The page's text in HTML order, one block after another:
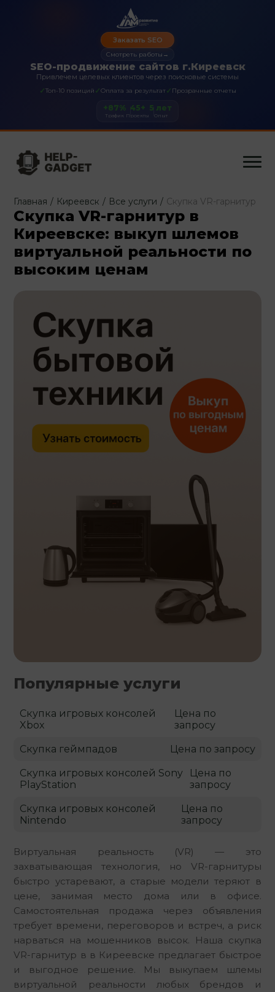
SEO-продвижение сайтов г.Киреевск
Привлечем целевых клиентов через поисковые системы
✓Топ-10 позиций ✓Оплата за результат✓ Прозрачные отчеты
Заказать SEO
Смотреть работы →
+87%
Трафик
45+
Проекты
5 лет
Опыт
Главная / Киреевск / Все услуги / Скупка VR-гарнитур
Скупка VR-гарнитур в
Киреевске: выкуп шлемов
виртуальной реальности по
высоким ценам
Виртуальная реальность (VR) — это
захватывающая технология, но VR-гарнитуры
быстро устаревают, а старые модели теряют в
цене, занимая место дома или в офисе.
Самостоятельная продажа через объявления
требует времени, переговоров и встреч, а риск
нарваться на мошенников высок. Наша скупка
VR-гарнитур в в Киреевске предлагает быстрое
и выгодное решение. Мы выкупаем шлемы
виртуальной реальности любых брендов и
Популярные услуги
Скупка игровых консолей
Xbox
Цена по
запросу
Скупка геймпадов Цена по запросу
Скупка игровых консолей Sony
PlayStation
Цена по
запросу
Скупка игровых консолей
Nintendo
Цена по
запросу